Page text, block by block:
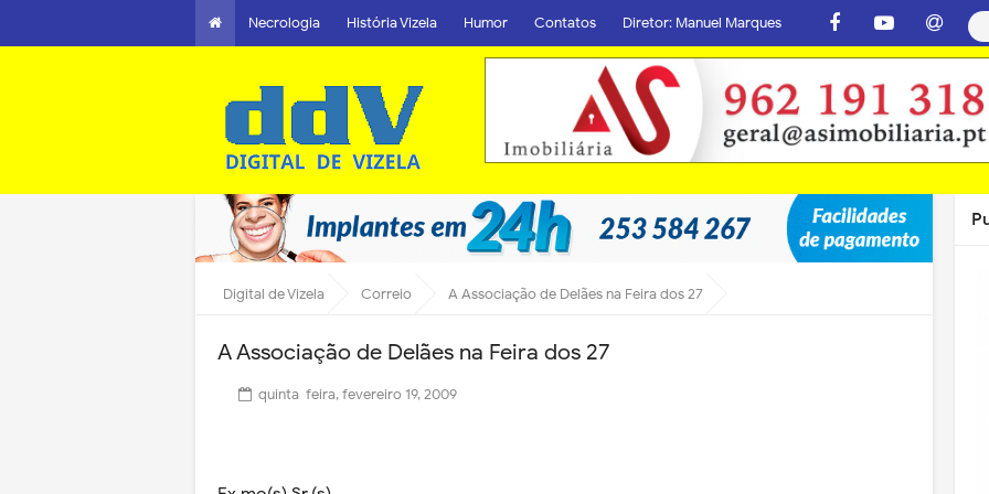
Necrologia História Vizela Humor Contatos Diretor: Manuel Marques
Digital de Vizela Correio A Associação de Delães na Feira dos 27
A Associação de Delães na Feira dos 27
quinta-feira, fevereiro 19, 2009